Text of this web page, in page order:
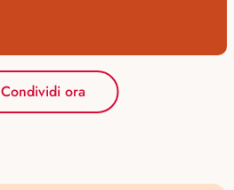
Condividi ora